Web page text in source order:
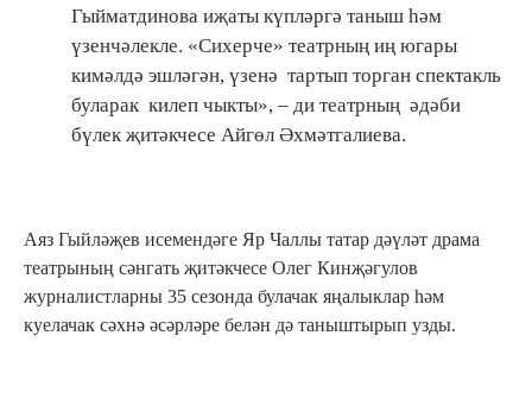
Гыйматдинова иҗаты күпләргә таныш һәм
үзенчәлекле. «Сихерче» театрның иң югары
кимәлдә эшләгән, үзенә тартып торган спектакль
буларак килеп чыкты», – ди театрның әдәби
бүлек җитәкчесе Айгөл Әхмәтгалиева.
Аяз Гыйләҗев исемендәге Яр Чаллы татар дәүләт драма
театрының сәнгать җитәкчесе Олег Кинҗәгулов
журналистларны 35 сезонда булачак яңалыклар һәм
куелачак сәхнә әсәрләре белән дә таныштырып узды.